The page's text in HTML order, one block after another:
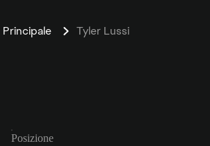
Principale Tyler Lussi
Posizione